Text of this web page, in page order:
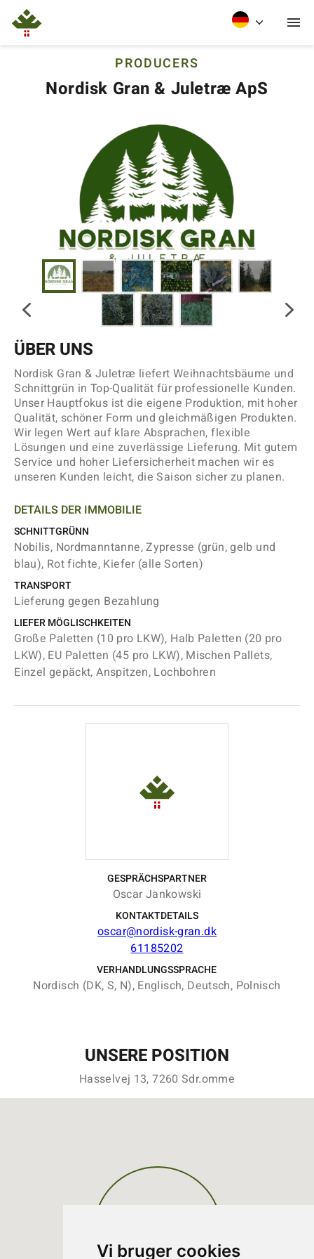
Vi bruger cookies
PRODUCERS
Nordisk Gran & Juletræ ApS
ÜBER UNS
Nordisk Gran & Juletræ liefert Weihnachtsbäume und
Schnittgrün in Top-Qualität für professionelle Kunden.
Unser Hauptfokus ist die eigene Produktion, mit hoher
Qualität, schöner Form und gleichmäßigen Produkten.
Wir legen Wert auf klare Absprachen, flexible
Lösungen und eine zuverlässige Lieferung. Mit gutem
Service und hoher Liefersicherheit machen wir es
unseren Kunden leicht, die Saison sicher zu planen.
DETAILS DER IMMOBILIE
SCHNITTGRÜNN
Nobilis, Nordmanntanne, Zypresse (grün, gelb und
blau), Rot fichte, Kiefer (alle Sorten)
TRANSPORT
Lieferung gegen Bezahlung
LIEFER MÖGLISCHKEITEN
Große Paletten (10 pro LKW), Halb Paletten (20 pro
LKW), EU Paletten (45 pro LKW), Mischen Pallets,
Einzel gepäckt, Anspitzen, Lochbohren
GESPRÄCHSPARTNER
Oscar Jankowski
KONTAKTDETAILS
oscar@nordisk-gran.dk
61185202
VERHANDLUNGSSPRACHE
Nordisch (DK, S, N), Englisch, Deutsch, Polnisch
UNSERE POSITION
Hasselvej 13, 7260 Sdr.omme